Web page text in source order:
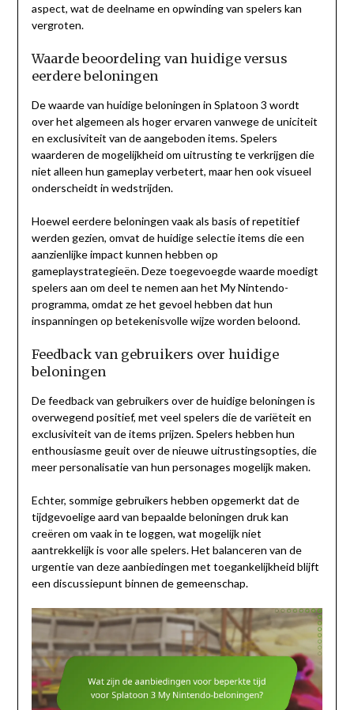
aspect, wat de deelname en opwinding van spelers kan
vergroten.
Waarde beoordeling van huidige versus
eerdere beloningen
De waarde van huidige beloningen in Splatoon 3 wordt
over het algemeen als hoger ervaren vanwege de uniciteit
en exclusiviteit van de aangeboden items. Spelers
waarderen de mogelijkheid om uitrusting te verkrijgen die
niet alleen hun gameplay verbetert, maar hen ook visueel
onderscheidt in wedstrijden.
Hoewel eerdere beloningen vaak als basis of repetitief
werden gezien, omvat de huidige selectie items die een
aanzienlijke impact kunnen hebben op
gameplaystrategieën. Deze toegevoegde waarde moedigt
spelers aan om deel te nemen aan het My Nintendo-
programma, omdat ze het gevoel hebben dat hun
inspanningen op betekenisvolle wijze worden beloond.
Feedback van gebruikers over huidige
beloningen
De feedback van gebruikers over de huidige beloningen is
overwegend positief, met veel spelers die de variëteit en
exclusiviteit van de items prijzen. Spelers hebben hun
enthousiasme geuit over de nieuwe uitrustingsopties, die
meer personalisatie van hun personages mogelijk maken.
Echter, sommige gebruikers hebben opgemerkt dat de
tijdgevoelige aard van bepaalde beloningen druk kan
creëren om vaak in te loggen, wat mogelijk niet
aantrekkelijk is voor alle spelers. Het balanceren van de
urgentie van deze aanbiedingen met toegankelijkheid blijft
een discussiepunt binnen de gemeenschap.